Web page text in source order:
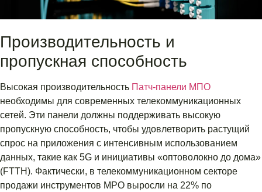
Производительность и
пропускная способность
Высокая производительность Патч-панели МПО
необходимы для современных телекоммуникационных
сетей. Эти панели должны поддерживать высокую
пропускную способность, чтобы удовлетворить растущий
спрос на приложения с интенсивным использованием
данных, такие как 5G и инициативы «оптоволокно до дома»
(FTTH). Фактически, в телекоммуникационном секторе
продажи инструментов MPO выросли на 22% по